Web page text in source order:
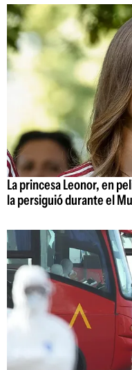
La princesa Leonor, en
la persiguió durante el